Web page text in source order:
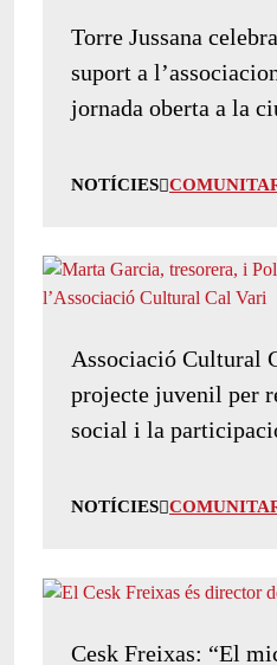
Torre Jussana
suport a
jornada oberta a la
NOTÍCIES
Associació Cultural
projecte juvenil per
social i la
NOTÍCIES
Cesk Freixas: “El